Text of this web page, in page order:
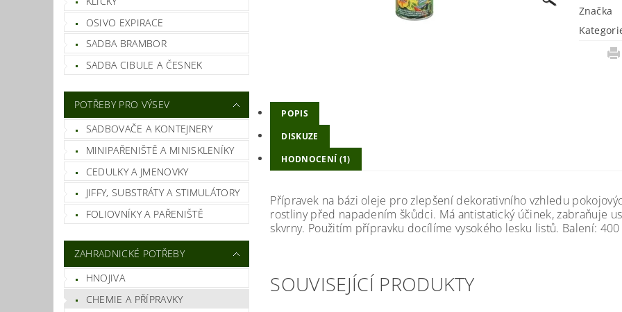
OSIVO EXPIRACE
SADBA BRAMBOR
SADBA CIBULE A ČESNEK
POTŘEBY PRO VÝSEV
SADBOVAČE A KONTEJNERY
MINIPAŘENIŠTĚ A MINISKLENÍKY
CEDULKY A JMENOVKY
JIFFY, SUBSTRÁTY A STIMULÁTORY
FOLIOVNÍKY A PAŘENIŠTĚ
ZAHRADNICKÉ POTŘEBY
HNOJIVA
CHEMIE A PŘÍPRAVKY
Značka
POPIS
DISKUZE
HODNOCENÍ (1)
Přípravek na bázi oleje pro zlepšení dekorativního vzhledu
rostliny před napadením škůdci. Má antistatický účinek, zabraňuje
skvrny. Použitím přípravku docílíme vysokého lesku listů. Balení:
SOUVISEJÍCÍ PRODUKTY